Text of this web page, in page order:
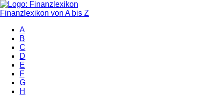
Finanzlexikon von A bis Z
A
B
C
D
E
F
G
H